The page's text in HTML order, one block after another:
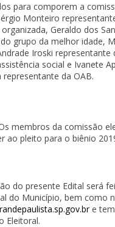
para comporem a
Monteiro
Geraldo dos
grupo da melhor idade,
Iroski representante
social e Ivanete
representante da OAB.
membros da comissão
ao pleito para o biênio
do presente Edital será
do Município, bem como
e
Eleitoral.